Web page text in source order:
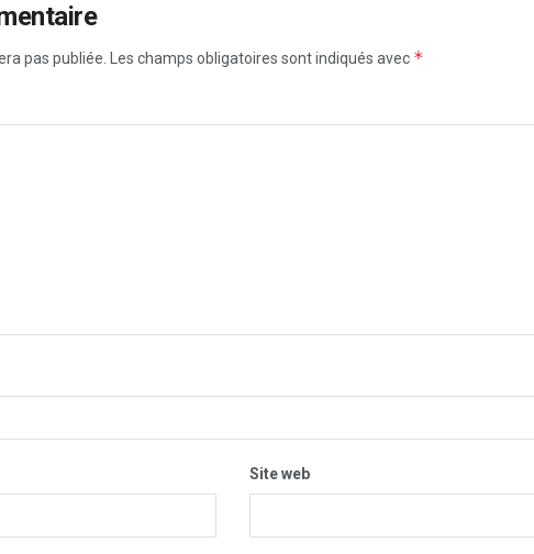
pas publiée. Les champs obligatoires sont indiqués avec *
Site web